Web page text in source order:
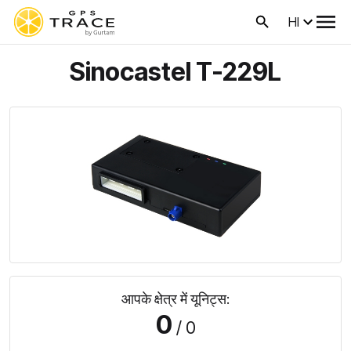
HI
Sinocastel T-229L
आपके क्षेत्र में यूनिट्स:
0 / 0